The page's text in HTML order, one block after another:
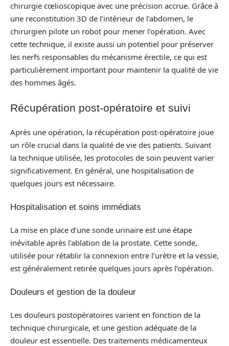
chirurgie cœlioscopique avec une précision accrue. Grâce à
une reconstitution 3D de l’intérieur de l’abdomen, le
chirurgien pilote un robot pour mener l’opération. Avec
cette technique, il existe aussi un potentiel pour préserver
les nerfs responsables du mécanisme érectile, ce qui est
particulièrement important pour maintenir la qualité de vie
des hommes âgés.
Récupération post-opératoire et suivi
Après une opération, la récupération post-opératoire joue
un rôle crucial dans la qualité de vie des patients. Suivant
la technique utilisée, les protocoles de soin peuvent varier
significativement. En général, une hospitalisation de
quelques jours est nécessaire.
Hospitalisation et soins immédiats
La mise en place d’une sonde urinaire est une étape
inévitable après l’ablation de la prostate. Cette sonde,
utilisée pour rétablir la connexion entre l’urètre et la vessie,
est généralement retirée quelques jours après l’opération.
Douleurs et gestion de la douleur
Les douleurs postopératoires varient en fonction de la
technique chirurgicale, et une gestion adéquate de la
douleur est essentielle. Des traitements médicamenteux